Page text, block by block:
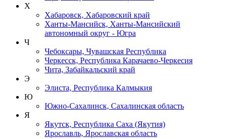
Х
Хабаровск, Хабаровский край
Ханты-Мансийск, Ханты-Мансийский
автономный округ - Югра
Ч
Чебоксары, Чувашская Республика
Черкесск, Республика Карачаево-Черкесия
Чита, Забайкальский край
Э
Элиста, Республика Калмыкия
Ю
Южно-Сахалинск, Сахалинская область
Я
Якутск, Республика Саха (Якутия)
Ярославль, Ярославская область